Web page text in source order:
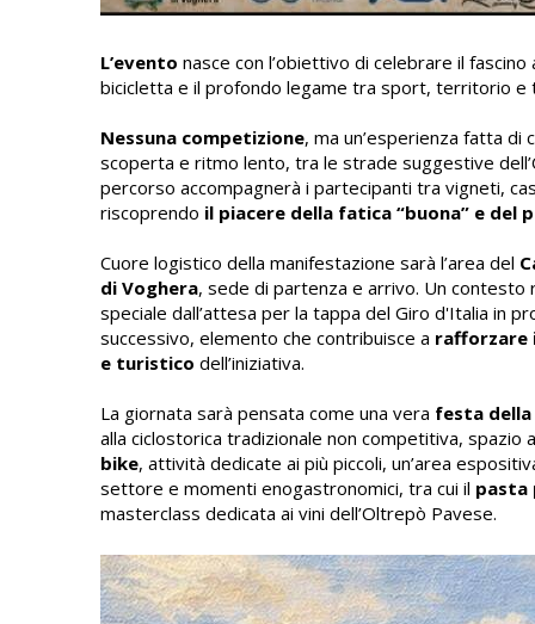
L’evento nasce con l’obiettivo di celebrare il
bicicletta e il profondo legame tra sport, territorio e
Nessuna competizione, ma un’esperienza fatta di
scoperta e ritmo lento, tra le strade suggestive
percorso accompagnerà i partecipanti tra vigneti,
riscoprendo il piacere della fatica “buona” e del
Cuore logistico della manifestazione sarà l’area del
di Voghera, sede di partenza e arrivo. Un contesto
speciale dall’attesa per la tappa del Giro d'Italia in
successivo, elemento che contribuisce a rafforzare
e turistico dell’iniziativa.
La giornata sarà pensata come una vera festa
alla ciclostorica tradizionale non competitiva, spazio
bike, attività dedicate ai più piccoli, un’area
settore e momenti enogastronomici, tra cui il pasta
masterclass dedicata ai vini dell’Oltrepò Pavese.